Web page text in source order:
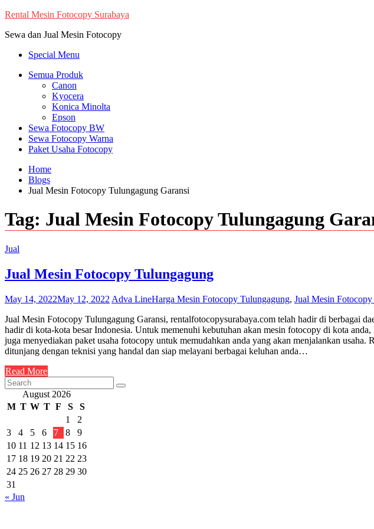
Skip
content
Rental Mesin Fotocopy Surabaya
Sewa dan Jual Mesin Fotocopy
Special Menu
Semua Produk
Canon
Kyocera
Konica Minolta
Epson
Sewa Fotocopy BW
Sewa Fotocopy Warna
Paket Usaha Fotocopy
Home
Blogs
Jual Mesin Fotocopy Tulungagung Garansi
Tag: Jual Mesin Fotocopy Tulungagung
Jual
Jual Mesin Fotocopy Tulungagung
May 14, 2022May 12, 2022 Adva LineHarga Mesin Fotocopy Tulungagung, Jual Mesin
Jual Mesin Fotocopy Tulungagung Garansi, rentalfotocopysurabaya.com telah hadir di berbagai
hadir di kota-kota besar Indonesia. Untuk memenuhi kebutuhan akan mesin fotocopy di kota
juga menyediakan paket usaha fotocopy untuk memudahkan anda yang akan menjalankan
ditunjang dengan teknisi yang handal dan siap melayani berbagai keluhan anda…
Read More
August 2026
M T W T F S
S
1
2
3
4 5 6 7 8
9
10 11 12 13 14 15 16
17 18 19 20 21 22 23
24 25 26 27 28 29 30
31
« Jun